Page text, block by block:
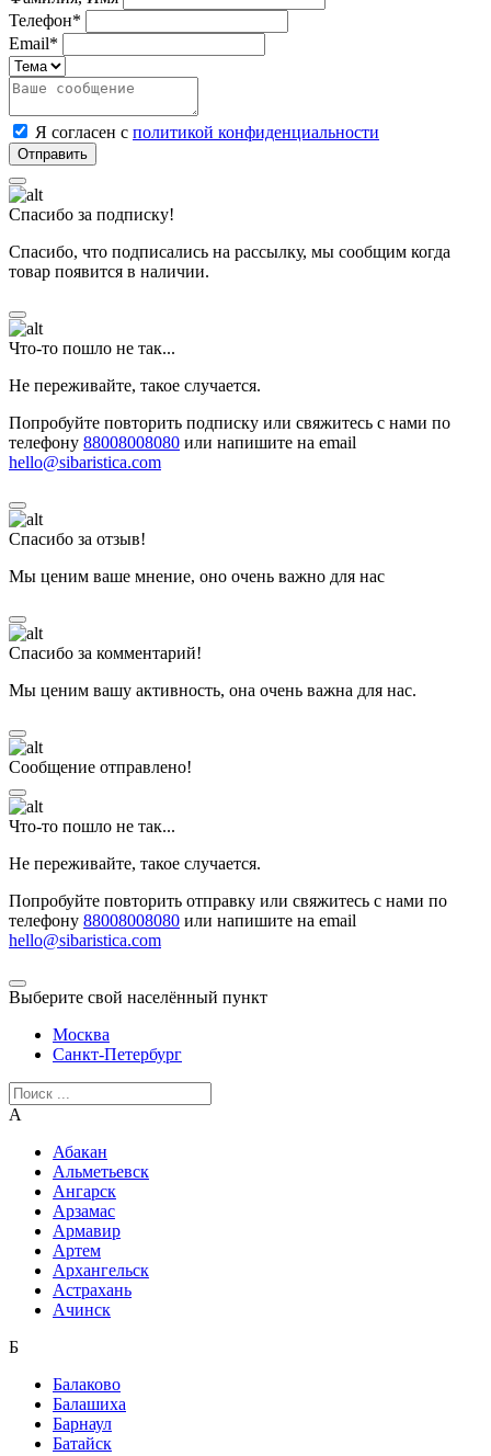
Телефон*
Email*
Я согласен с политикой конфиденциальности
Спасибо за подписку!
Спасибо, что подписались на рассылку, мы сообщим когда
товар появится в наличии.
Что-то пошло не так...
Не переживайте, такое случается.
Попробуйте повторить подписку или свяжитесь с нами по
телефону 88008008080 или напишите на email
hello@sibaristica.com
Спасибо за отзыв!
Мы ценим ваше мнение, оно очень важно для нас
Спасибо за комментарий!
Мы ценим вашу активность, она очень важна для нас.
Сообщение отправлено!
Что-то пошло не так...
Не переживайте, такое случается.
Попробуйте повторить отправку или свяжитесь с нами по
телефону 88008008080 или напишите на email
hello@sibaristica.com
Выберите свой населённый пункт
Москва
Санкт-Петербург
А
Абакан
Альметьевск
Ангарск
Арзамас
Армавир
Артем
Архангельск
Астрахань
Ачинск
Б
Балаково
Балашиха
Барнаул
Батайск